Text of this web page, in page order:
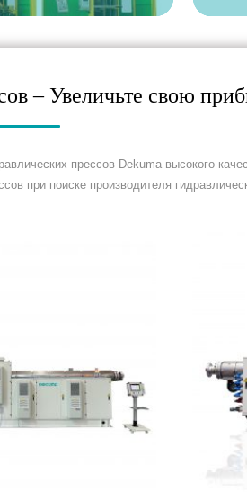
– Увеличьте свою
прессов Dekuma высокого
при поиске производителя